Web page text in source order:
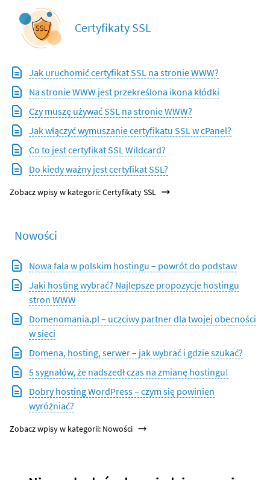
Certyfikaty SSL
Jak uruchomić certyfikat SSL na stronie WWW?
Na stronie WWW jest przekreślona ikona kłódki
Czy muszę używać SSL na stronie WWW?
Jak włączyć wymuszanie certyfikatu SSL w cPanel?
Co to jest certyfikat SSL Wildcard?
Do kiedy ważny jest certyfikat SSL?
Zobacz wpisy w kategorii: Certyfikaty SSL
Nowości
Nowa fala w polskim hostingu – powrót do podstaw
Jaki hosting wybrać? Najlepsze propozycje hostingu
stron WWW
Domenomania.pl – uczciwy partner dla twojej obecności
w sieci
Domena, hosting, serwer – jak wybrać i gdzie szukać?
5 sygnałów, że nadszedł czas na zmianę hostingu!
Dobry hosting WordPress – czym się powinien
wyróżniać?
Zobacz wpisy w kategorii: Nowości